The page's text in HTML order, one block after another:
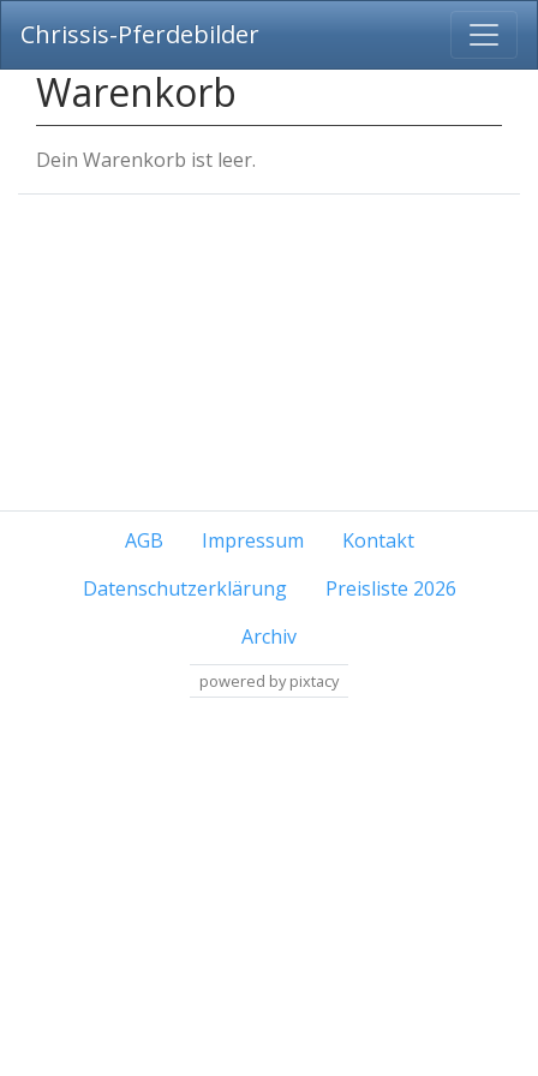
Chrissis-Pferdebilder
Warenkorb
Dein Warenkorb ist leer.
AGB Impressum
Kontakt
Datenschutzerklärung
Preisliste 2026
Archiv
powered by pixtacy